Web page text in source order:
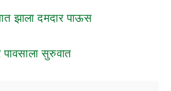
झाला दमदार पाऊस
पावसाला सुरुवात